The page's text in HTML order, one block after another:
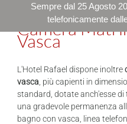
Sempre dal 25 Agosto
telefonicamente
Camera
Vasca
L'Hotel Rafael dispone inoltre
vasca , più capienti in
standard, dotate anch'esse
una gradevole permanenza
bagno con vasca, linea